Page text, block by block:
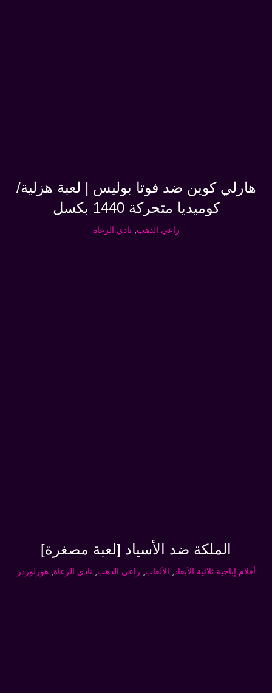
هارلي كوين ضد فوتا بوليس | لعبة هزلية/
كوميديا متحركة 1440 بكسل
راعي الذهب نادي الرعاة
الملكة ضد الأسياد [لعبة مصغرة]
أفلام إباحية ثلاثية الأبعاد الألعاب راعي الذهب نادي الرعاة ,هورلوردز